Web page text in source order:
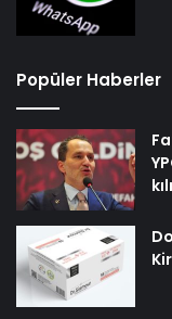
Popüler Haberler